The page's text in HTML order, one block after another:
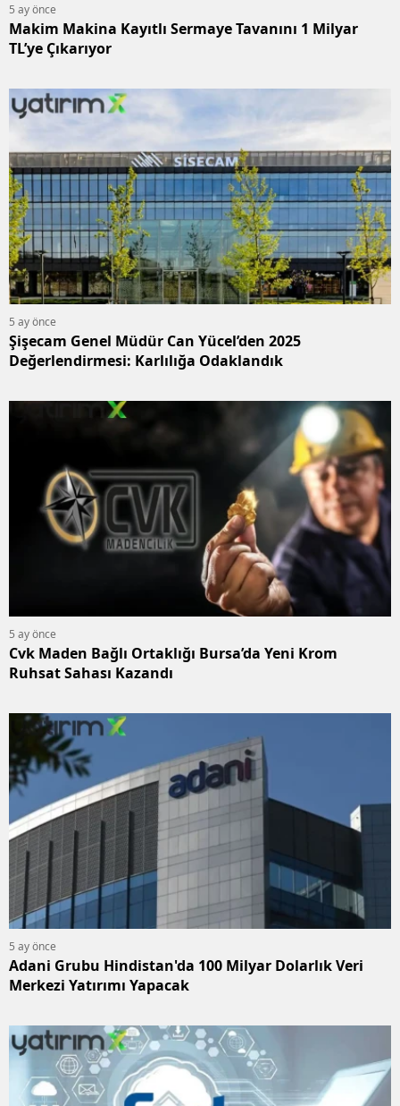
5 ay önce
Makim Makina Kayıtlı Sermaye Tavanını 1 Milyar
TL’ye Çıkarıyor
5 ay önce
Şişecam Genel Müdür Can Yücel’den 2025
Değerlendirmesi: Karlılığa Odaklandık
5 ay önce
Cvk Maden Bağlı Ortaklığı Bursa’da Yeni Krom
Ruhsat Sahası Kazandı
5 ay önce
Adani Grubu Hindistan'da 100 Milyar Dolarlık Veri
Merkezi Yatırımı Yapacak